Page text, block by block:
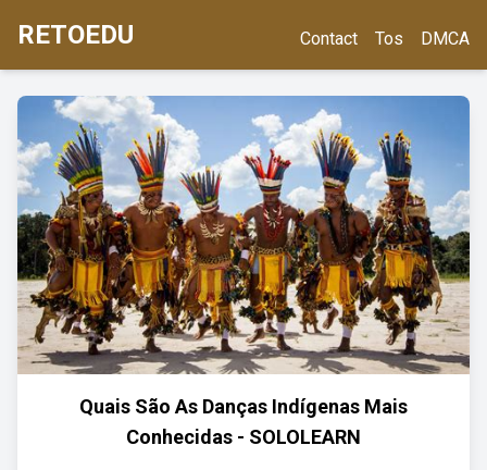
RETOEDU Contact Tos DMCA
Quais São As Danças Indígenas Mais
Conhecidas - SOLOLEARN